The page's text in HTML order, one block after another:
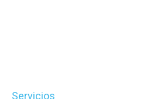
Servicios